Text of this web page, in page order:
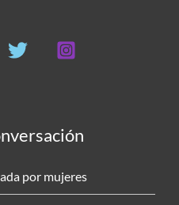
por mujeres